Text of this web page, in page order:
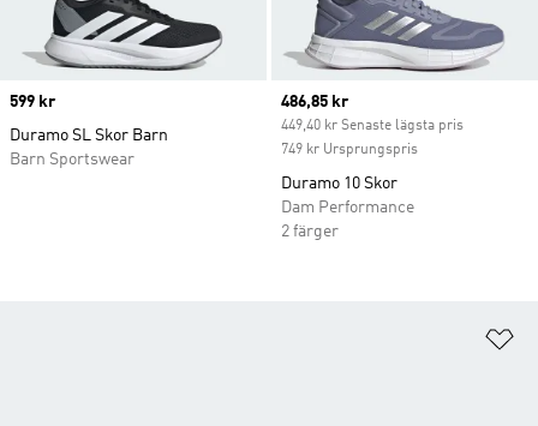
Price
599 kr
Duramo SL Skor Barn
Barn Sportswear
Current price
486,85 kr
449,40 kr Senaste lägsta pris
749 kr Ursprungspris
Duramo 10 Skor
Dam Performance
2 färger